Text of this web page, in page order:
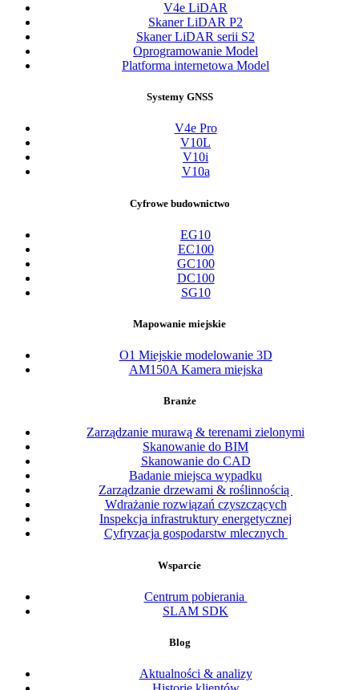
V4e LiDAR
Skaner LiDAR P2
Skaner LiDAR serii S2
Oprogramowanie Model
Platforma internetowa Model
Systemy GNSS
V4e Pro
V10L
V10i
V10a
Cyfrowe budownictwo
EG10
EC100
GC100
DC100
SG10
Mapowanie miejskie
O1 Miejskie modelowanie 3D
AM150A Kamera miejska
Branże
Zarządzanie murawą & terenami zielonymi
Skanowanie do BIM
Skanowanie do CAD
Badanie miejsca wypadku
Zarządzanie drzewami & roślinnością
Wdrażanie rozwiązań czyszczących
Inspekcja infrastruktury energetycznej
Cyfryzacja gospodarstw mlecznych
Wsparcie
Centrum pobierania
SLAM SDK
Blog
Aktualności & analizy